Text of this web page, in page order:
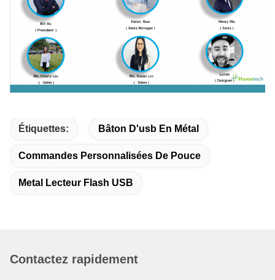
Étiquettes: Bâton D'usb En Métal
Commandes Personnalisées De Pouce
Metal Lecteur Flash USB
Contactez rapidement